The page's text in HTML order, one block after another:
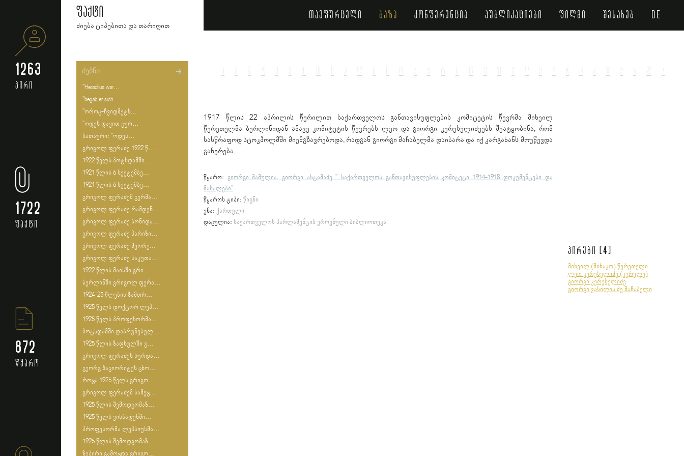
ფაქტი
ძიება ტიპებითა და თარიღით
თავფურცელი ბაზა კონფერენცია პუბლიკაციები ფილმი შესახებ de
1263
პირი
1722
ფაქტი
872
წყარო
"Heraclius war...
"begab er sich...
"ოროც-ჩვიდმეტს...
"ოდეს დავით გურ...
სათაური: "ოდეს...
გრიგოლ ფერაძე 1922 წ...
1922 წელს პოტსდამში...
1921 წლის 6 სექტემბე...
1921 წლის 6 სექტემბე...
გრიგოლ ფერაძემ გერმა...
გრიგოლ ფერაძე რამდენ...
გრიგოლ ფერაძე ბონიდა...
გრიგოლ ფერაძე პარიზი...
გრიგოლ ფერაძე მეორე...
გრიგოლ ფერაძე საკუთა...
1922 წლის მაისში გრი...
ბერლინში გრიგოლ ფერა...
1924-25 წლების ზამთრ...
1925 წელს დოქტორ ლეპ...
1925 წელს პროფესორმა...
პოტსდამში დაბრუნებულ...
1925 წლის ზაფხულში გ...
გრიგოლ ფერაძეს სურდა...
გეორგ ჰაგიორიტეს ცხო...
როცა 1925 წელს გრიგო...
გრიგოლ ფერაძემ სამეც...
1925 წლის შემოდგომაზ...
1925 წელს ვისბადენში...
პროფესორმა ლეპსიუსმა...
1925 წლის შემოდგომაზ...
ზეპირი გამოცდა გრიგო...
ზ კ მ ნ პ ჟ რ ტ ქ ყ ჩ წ ჭ ხ ჯ ჰ
1917 წლის 22 აპრილის წერილით საქართველოს განთავისუფლების კომიტეტის წევრმა მიხეილ
წერეთელმა ბერლინიდან ამავე კომიტეტის წევრებს ლეო და გიორგი კერესელიძეებს შეატყობინა, რომ
სასწრაფოდ სტოკჰოლმში მიემგზავრებოდა, რადგან გიორგი მაჩაბელმა დაიბარა და იქ კარგახანს მოუწევდა
გაჩერება.
წყარო: გიორგი მამულია, გიორგი ასტამაძე " საქართველოს განთავისუფლების კომიტეტი 1914-1918 დოკუმენტები და
მასალები"
წყაროს ტიპი: წიგნი
ენა: ქართული
დაცულია: საქართველოს პარლამენტის ეროვნული ბიბლიოთეკა
პირები [4]
მიხეილ (მიხაკო) წერეთელი
ლეო კერესელიძე (კერელე)
გიორგი კერესელიძე
გიორგი ვასილის ძე მაჩაბელი